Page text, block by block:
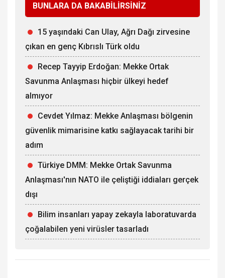
BUNLARA DA BAKABİLİRSİNİZ
15 yaşındaki Can Ulay, Ağrı Dağı zirvesine
çıkan en genç Kıbrıslı Türk oldu
Recep Tayyip Erdoğan: Mekke Ortak
Savunma Anlaşması hiçbir ülkeyi hedef
almıyor
Cevdet Yılmaz: Mekke Anlaşması bölgenin
güvenlik mimarisine katkı sağlayacak tarihi bir
adım
Türkiye DMM: Mekke Ortak Savunma
Anlaşması'nın NATO ile çeliştiği iddiaları gerçek
dışı
Bilim insanları yapay zekayla laboratuvarda
çoğalabilen yeni virüsler tasarladı